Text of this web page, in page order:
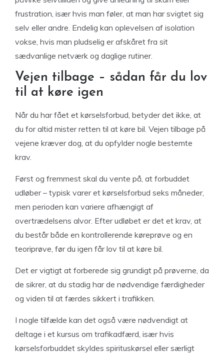
frustration, især hvis man føler, at man har svigtet sig
selv eller andre. Endelig kan oplevelsen af isolation
vokse, hvis man pludselig er afskåret fra sit
sædvanlige netværk og daglige rutiner.
Vejen tilbage – sådan får du lov
til at køre igen
Når du har fået et kørselsforbud, betyder det ikke, at
du for altid mister retten til at køre bil. Vejen tilbage på
vejene kræver dog, at du opfylder nogle bestemte
krav.
Først og fremmest skal du vente på, at forbuddet
udløber – typisk varer et kørselsforbud seks måneder,
men perioden kan variere afhængigt af
overtrædelsens alvor. Efter udløbet er det et krav, at
du består både en kontrollerende køreprøve og en
teoriprøve, før du igen får lov til at køre bil.
Det er vigtigt at forberede sig grundigt på prøverne, da
de sikrer, at du stadig har de nødvendige færdigheder
og viden til at færdes sikkert i trafikken.
I nogle tilfælde kan det også være nødvendigt at
deltage i et kursus om trafikadfærd, især hvis
kørselsforbuddet skyldes spirituskørsel eller særligt